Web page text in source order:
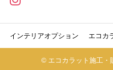
インテリアオプション エコカ
© エコカラット施工・